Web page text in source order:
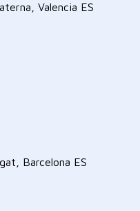
Valencia ES
Barcelona ES